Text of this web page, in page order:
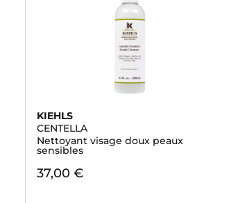
KIEHLS
CENTELLA
Nettoyant visage doux peaux
sensibles
37,00 €